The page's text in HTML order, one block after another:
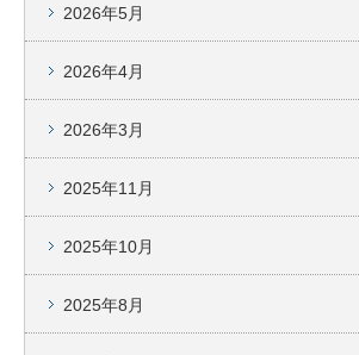
2026年5月
2026年4月
2026年3月
2025年11月
2025年10月
2025年8月